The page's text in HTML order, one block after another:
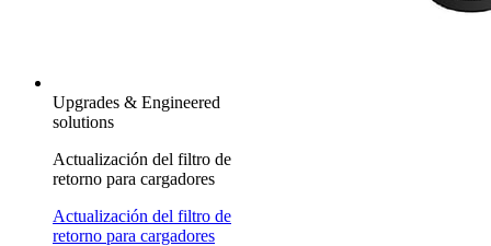
Upgrades & Engineered
solutions
Actualización del filtro de
retorno para cargadores
Actualización del filtro de
retorno para cargadores